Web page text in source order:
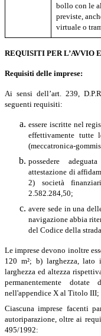
bollo con le
previste,
virtuale o
REQUISITI PER L’AVVIO
Requisiti delle imprese:
Ai sensi dell’art. 239,
seguenti requisiti:
essere iscritte nel
effettivamente tutte
(meccatronica-
possedere
attestazione di
2) società
2.582.284,50;
avere sede in una
navigazione abbia
del Codice della
Le imprese devono inoltre
120 m²; b) larghezza, lato
larghezza ed altezza
permanentemente
nell'appendice X al Titolo III;
Ciascuna imprese facenti
autoriparazione, oltre ai
495/1992: